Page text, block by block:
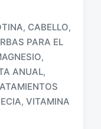
, CABELLO,
PARA EL
,
ANUAL,
, VITAMINA